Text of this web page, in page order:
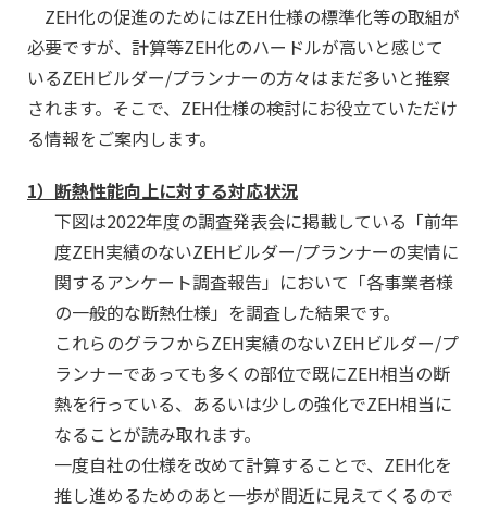
ZEH化の促進のためにはZEH仕様の標準化等の取組が
必要ですが、計算等ZEH化のハードルが高いと感じて
いるZEHビルダー/プランナーの方々はまだ多いと推察
されます。そこで、ZEH仕様の検討にお役立ていただけ
る情報をご案内します。
1） 断熱性能向上に対する対応状況
下図は2022年度の調査発表会に掲載している「前年
度ZEH実績のないZEHビルダー/プランナーの実情に
関するアンケート調査報告」において「各事業者様
の一般的な断熱仕様」を調査した結果です。
これらのグラフからZEH実績のないZEHビルダー/プ
ランナーであっても多くの部位で既にZEH相当の断
熱を行っている、あるいは少しの強化でZEH相当に
なることが読み取れます。
一度自社の仕様を改めて計算することで、ZEH化を
推し進めるためのあと一歩が間近に見えてくるので